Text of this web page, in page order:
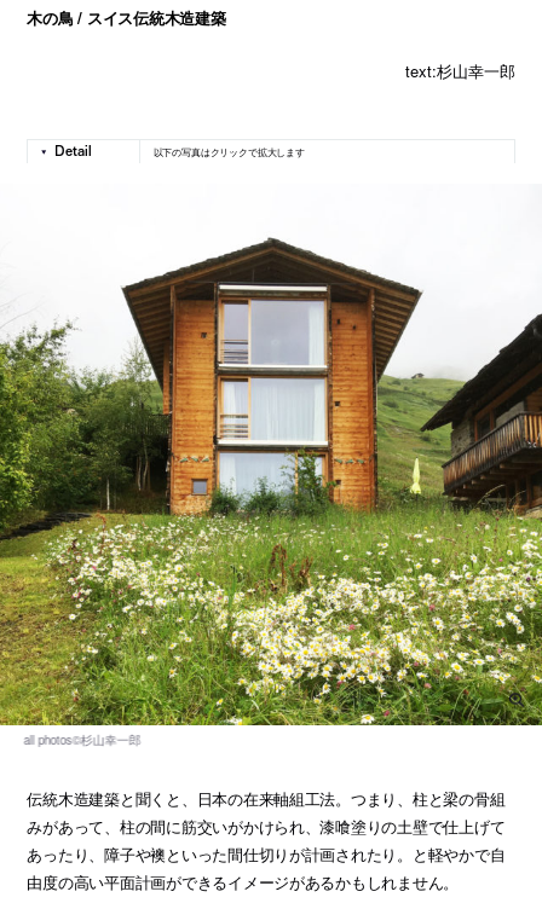
木の鳥 / スイス伝統木造建築
text:杉山幸一郎
以下の写真はクリックで拡大します
伝統木造建築と聞くと、日本の在来軸組工法。つまり、柱と梁の骨組
みがあって、柱の間に筋交いがかけられ、漆喰塗りの土壁で仕上げて
あったり、障子や襖といった間仕切りが計画されたり。と軽やかで自
由度の高い平面計画ができるイメージがあるかもしれません。